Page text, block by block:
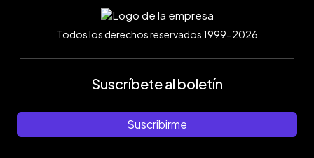
Todos los derechos reservados 1999-2026
Suscríbete al boletín
Suscribirme